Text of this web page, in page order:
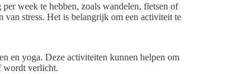
week te hebben, zoals wandelen, fietsen of
stress. Het is belangrijk om een activiteit te
en yoga. Deze activiteiten kunnen helpen om
wordt verlicht.